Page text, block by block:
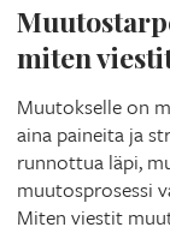
miten
Muutokselle on
aina paineita ja
runnottua läpi,
muutosprosessi
Miten viestit